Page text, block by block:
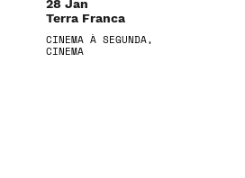
28 Jan
Terra Franca
CINEMA À SEGUNDA,
CINEMA